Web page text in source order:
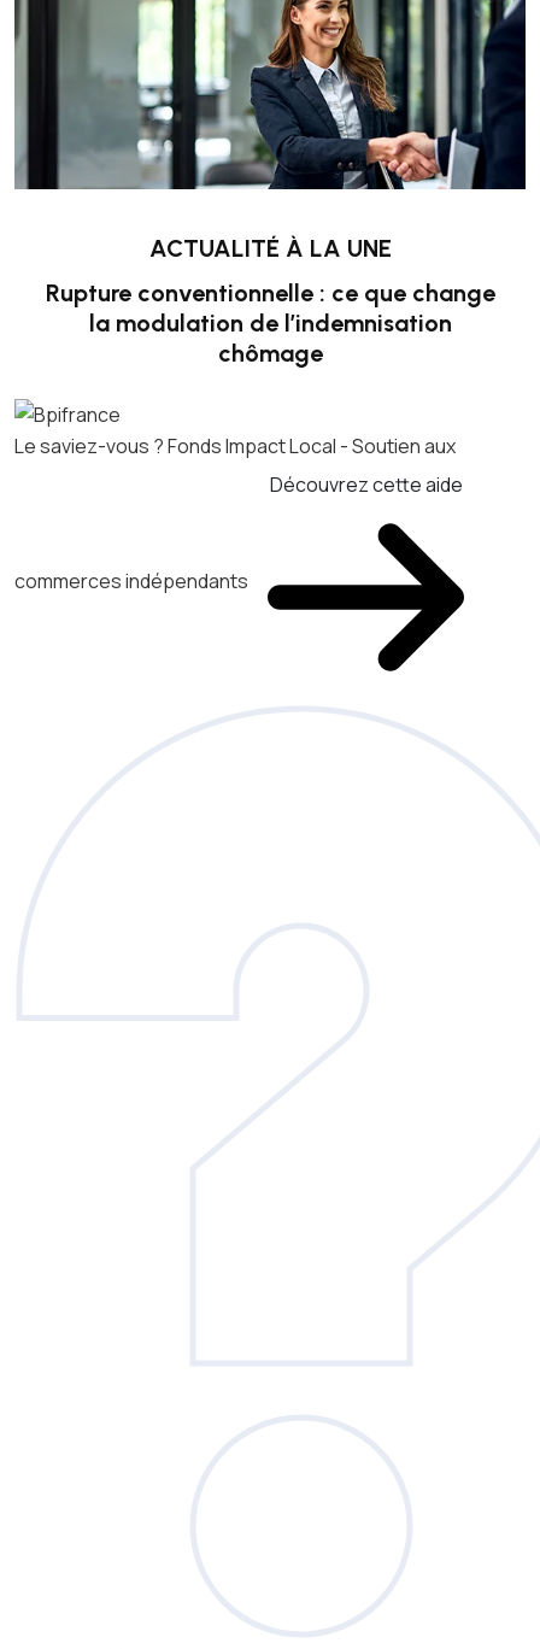
ACTUALITÉ À LA UNE
Rupture conventionnelle : ce que change
la modulation de l’indemnisation
chômage
Le saviez-vous ?Fonds Impact Local - Soutien aux
commerces indépendants
Découvrez cette aide